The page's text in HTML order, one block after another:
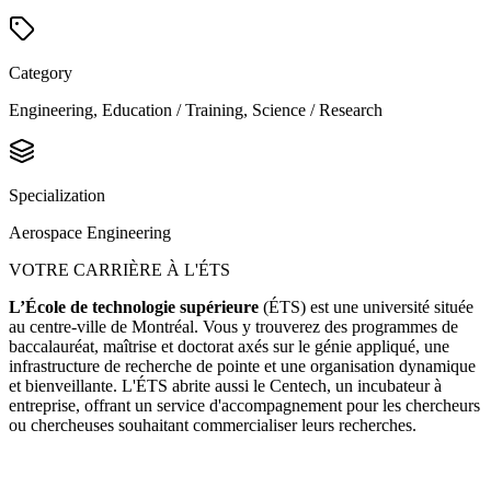
Category
Engineering, Education / Training, Science / Research
Specialization
Aerospace Engineering
VOTRE CARRIÈRE À L'ÉTS
L’École de technologie supérieure (ÉTS) est une université située
au centre-ville de Montréal. Vous y trouverez des programmes de
baccalauréat, maîtrise et doctorat axés sur le génie appliqué, une
infrastructure de recherche de pointe et une organisation dynamique
et bienveillante. L'ÉTS abrite aussi le Centech, un incubateur à
entreprise, offrant un service d'accompagnement pour les chercheurs
ou chercheuses souhaitant commercialiser leurs recherches.